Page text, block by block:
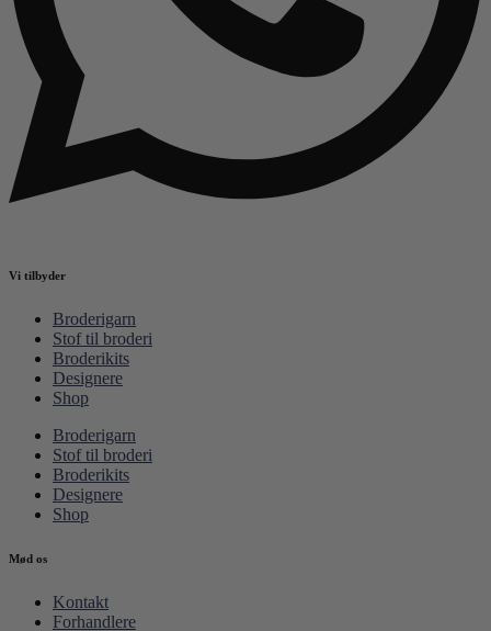
Vi tilbyder
Broderigarn
Stof til broderi
Broderikits
Designere
Shop
Broderigarn
Stof til broderi
Broderikits
Designere
Shop
Mød os
Kontakt
Forhandlere